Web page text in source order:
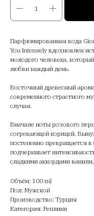
Парфюмированная вода
You Intensely вдохновлен
молодого человека,
любви каждый день.
Восточный древесный
современного страстного
случая.
Вначале ноты розового
согревающей корицей.
постепенно превращается
подчеркивает
сладкими аккордами
Объём: 100 ml
Пол: Мужской
Производство: Турция
Категория: Реплики